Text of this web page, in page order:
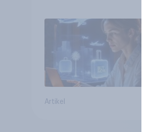
Tools bei der
Reiseplanung bereits
genutzt werden
Artikel